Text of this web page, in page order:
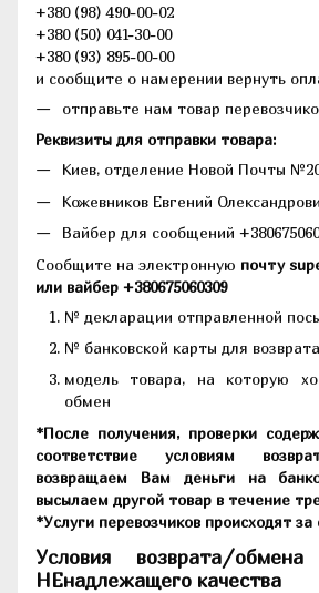
+380 (98) 490-00-02
+380 (50) 041-30-00
+380 (93) 895-00-00
и сообщите о намерении вернуть
отправьте нам товар
Реквизиты для отправки товара:
Киев, отделение Новой Почты
Кожевников Евгений
Вайбер для сообщений
Сообщите на электронную почту
или вайбер +380675060309
№ декларации отправленной
№ банковской карты для
модель товара, на которую
обмен
*После получения, проверки
соответствие условиям
возвращаем Вам деньги на
высылаем другой товар в течение
*Услуги перевозчиков происходят
Условия возврата/
НЕнадлежащего качества